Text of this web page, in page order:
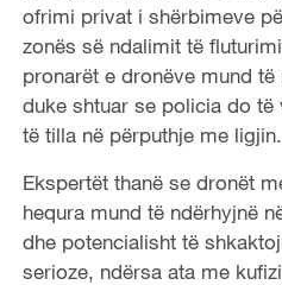
ofrimi privat i shërbimeve
zonës së ndalimit të
pronarët e dronëve mund
duke shtuar se policia do të
të tilla në përputhje me ligjin.
Ekspertët thanë se dronët
hequra mund të ndërhyjnë
dhe potencialisht të
serioze, ndërsa ata me